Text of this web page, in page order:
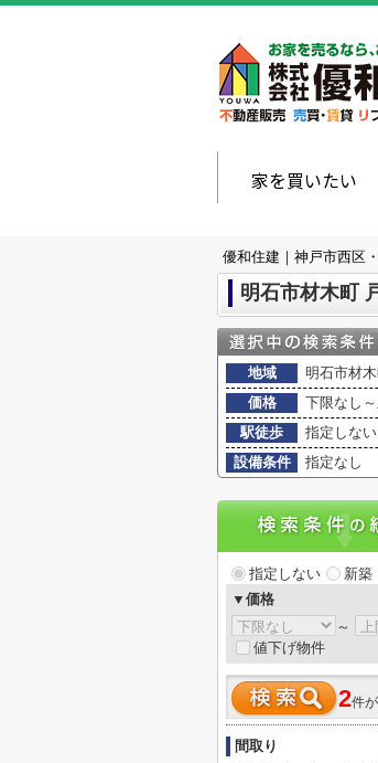
家を買いたい
優和住建｜神戸市西区
明石市材木町
地域
明石市材
価格
下限なし
駅徒歩
指定しない
設備条件
指定なし
指定しない 新築
▼価格
～
値下げ物件
2件
間取り